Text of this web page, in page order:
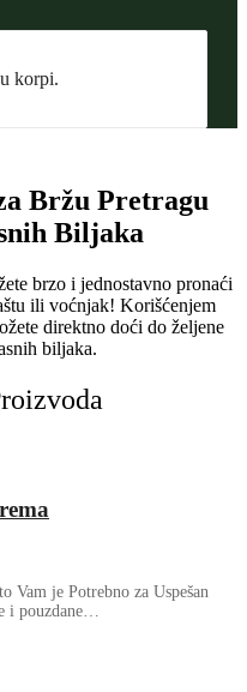
korpi.
Bržu Pretragu
Biljaka
brzo i jednostavno pronaći
ili voćnjak! Korišćenjem
direktno doći do željene
biljaka.
Vam je Potrebno za Uspešan
i pouzdane…